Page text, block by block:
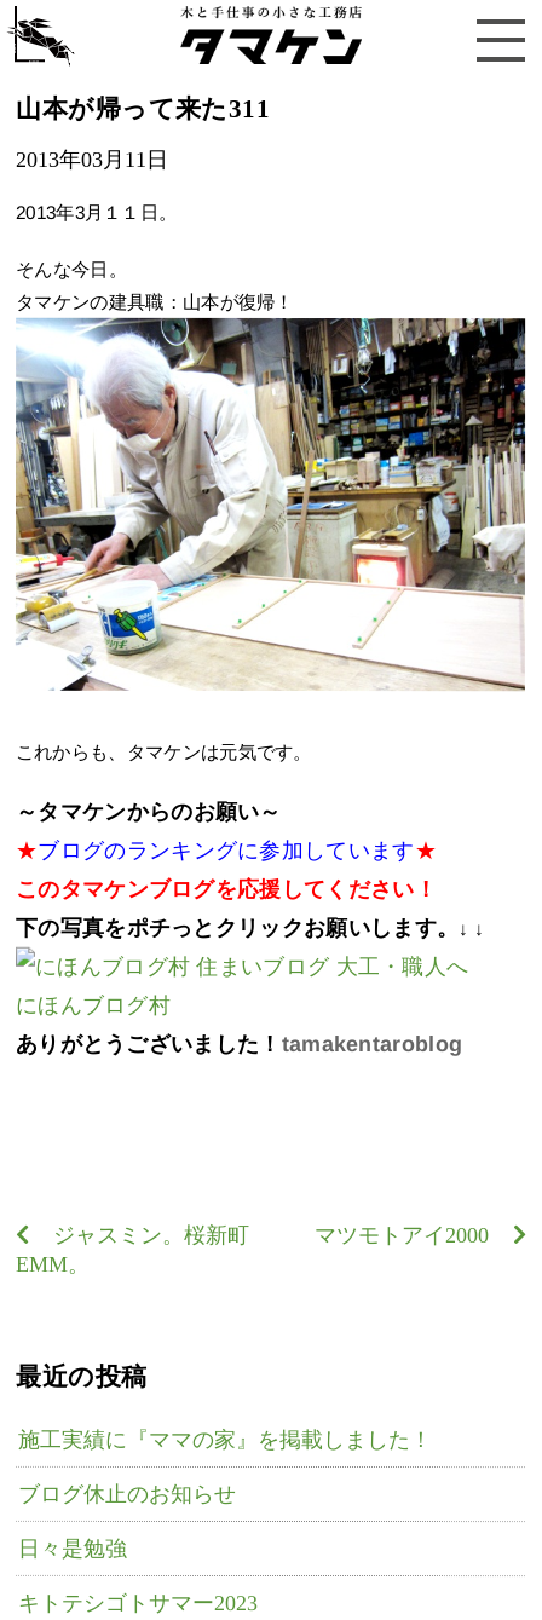
山本が帰って来た311
2013年03月11日
2013年3月１１日。
そんな今日。
タマケンの建具職：山本が復帰！
これからも、タマケンは元気です。
～タマケンからのお願い～
★ブログのランキングに参加しています★
このタマケンブログを応援してください！
下の写真をポチっとクリックお願いします。 ↓ ↓
にほんブログ村
ありがとうございました！tamakentaroblog
ジャスミン。桜新町
EMM。
マツモトアイ2000
最近の投稿
施工実績に『ママの家』を掲載しました！
ブログ休止のお知らせ
日々是勉強
キトテシゴトサマー2023